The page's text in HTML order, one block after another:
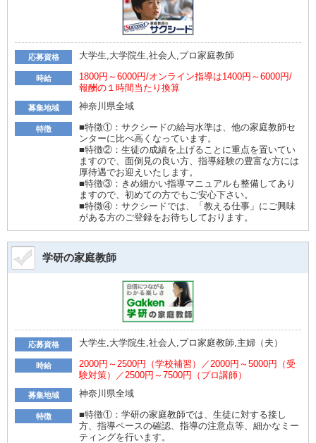
応募資格 大学生,大学院生,社会人,プロ家庭教師
時給
1800円～6000円/オンライン指導は1400円～6000円/
報酬の１時間当たり換算
募集地域 神奈川県全域
特徴
■特徴①：サクシードの給与水準は、他の家庭教師セ
ンターに比べ高くなっています。
■特徴②：生徒の成績を上げることに重点を置いてい
ますので、面倒見の良い方、指導経験の豊富な方には
厚待遇でお迎えいたします。
■特徴③：きめ細かい指導マニュアルも整備してあり
ますので、初めての方でもご安心下さい。
■特徴④：サクシードでは、「教える仕事」にご興味
がある方のご登録をお待ちしております。
学研の家庭教師
応募資格 大学生,大学院生,社会人,プロ家庭教師,主婦（夫）
時給
2000円～2500円（学校補習）／2000円～5000円（受
験対策）／2500円～7500円（プロ講師）
募集地域 神奈川県全域
特徴
■特徴①：学研の家庭教師では、生徒に対する接し
方、指導ペースの確認、指導の注意点等、細かなミー
ティングを行います。